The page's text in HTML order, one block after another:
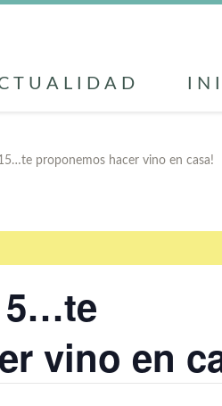
proponemos hacer vino en casa!
vino en